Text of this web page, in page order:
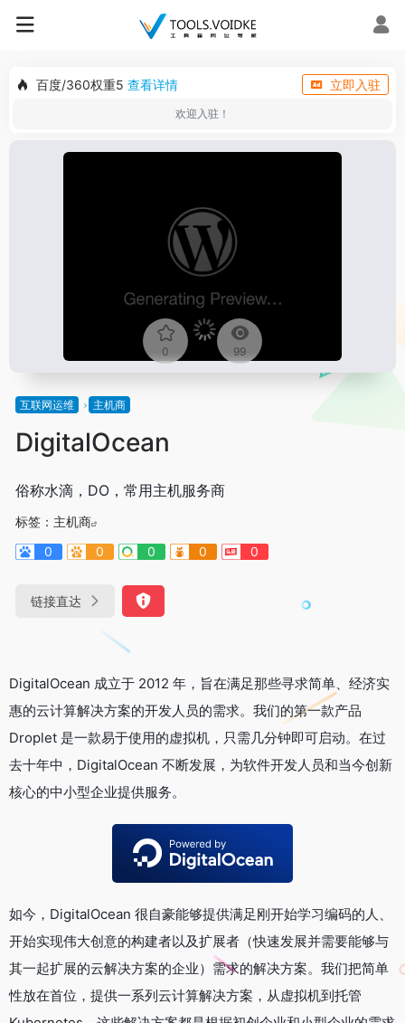
百度/360权重5 查看详情 立即入驻
欢迎入驻！
0 99
互联网运维 主机商
DigitalOcean
俗称水滴，DO，常用主机服务商
标签： 主机商
0
0 0 0 0
链接直达
DigitalOcean 成立于 2012 年，旨在满足那些寻求简单、经济实
惠的云计算解决方案的开发人员的需求。我们的第一款产品
Droplet 是一款易于使用的虚拟机，只需几分钟即可启动。在过
去十年中，DigitalOcean 不断发展，为软件开发人员和当今创新
核心的中小型企业提供服务。
如今，DigitalOcean 很自豪能够提供满足刚开始学习编码的人、
开始实现伟大创意的构建者以及扩展者（快速发展并需要能够与
其一起扩展的云解决方案的企业）需求的解决方案。我们把简单
性放在首位，提供一系列云计算解决方案，从虚拟机到托管